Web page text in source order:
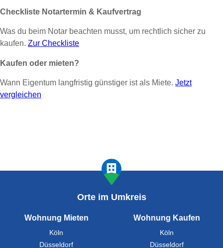
Checkliste Notartermin & Kaufvertrag
Was du beim Notar beachten musst, um rechtlich sicher zu
kaufen. Zur Checkliste
Kaufen oder mieten?
Wann Eigentum langfristig günstiger ist als Miete. Jetzt
vergleichen
Orte im Umkreis
Wohnung Mieten
Köln
Düsseldorf
Wohnung Kaufen
Köln
Düsseldorf